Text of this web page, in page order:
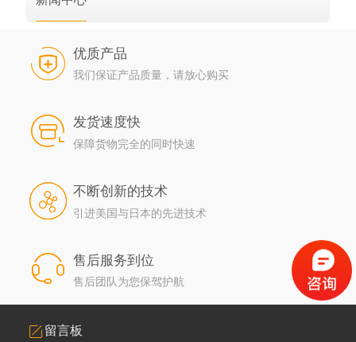
优质产品
我们保证产品质量，请放心购买
发货速度快
保障货物完全的同时快速
不断创新的技术
引进美国与日本的先进技术
售后服务到位
售后团队为您保驾护航
留言板